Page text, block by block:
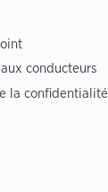
conducteurs
la confidentialité